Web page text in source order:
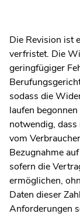
Die Revision ist
verfristet. Die
geringfügiger
sodass die
laufen
notwendig,
vom
Bezugnahme
sofern die
ermöglichen,
Daten dieser
Anforderungen